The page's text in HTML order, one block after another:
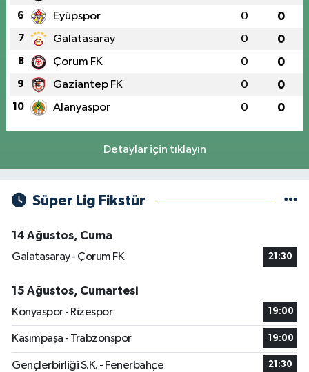
6 Eyüpspor 0 0
7 Galatasaray 0 0
8 Çorum FK 0 0
9 Gaziantep FK 0 0
10 Alanyaspor 0 0
Detaylar için tıklayın
Süper Lig Fikstür
14 Ağustos, Cuma
Galatasaray - Çorum FK
21:30
15 Ağustos, Cumartesi
Konyaspor - Rizespor
19:00
Kasımpaşa - Trabzonspor 19:00
Gençlerbirliği S.K. - Fenerbahçe 21:30